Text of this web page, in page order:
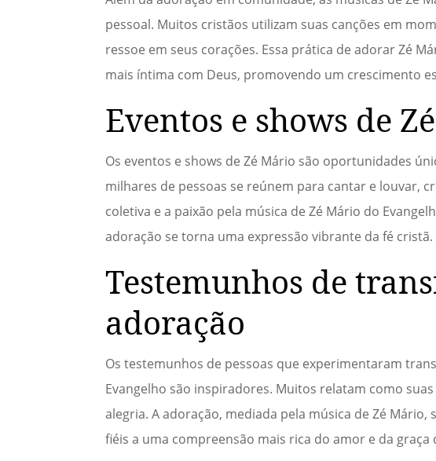
pessoal. Muitos cristãos utilizam suas canções em
ressoe em seus corações. Essa prática de adorar Zé
mais íntima com Deus, promovendo um crescimento
Eventos e shows de
Os eventos e shows de Zé Mário são oportunidades
milhares de pessoas se reúnem para cantar e louvar,
coletiva e a paixão pela música de Zé Mário do
adoração se torna uma expressão vibrante da fé cristã.
Testemunhos de
adoração
Os testemunhos de pessoas que experimentaram
Evangelho são inspiradores. Muitos relatam como
alegria. A adoração, mediada pela música de Zé
fiéis a uma compreensão mais rica do amor e da graça